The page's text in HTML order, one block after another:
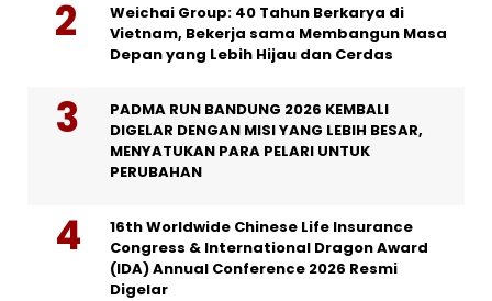
Weichai Group: 40 Tahun Berkarya di
Vietnam, Bekerja sama Membangun Masa
Depan yang Lebih Hijau dan Cerdas
PADMA RUN BANDUNG 2026 KEMBALI
DIGELAR DENGAN MISI YANG LEBIH BESAR,
MENYATUKAN PARA PELARI UNTUK
PERUBAHAN
16th Worldwide Chinese Life Insurance
Congress & International Dragon Award
(IDA) Annual Conference 2026 Resmi
Digelar